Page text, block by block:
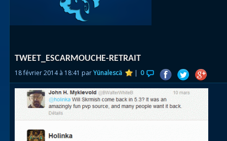
des îles
TWEET_ESCARMOUCHE-RETRAIT
18 février 2014 à 18:41 parYünalescä | 0